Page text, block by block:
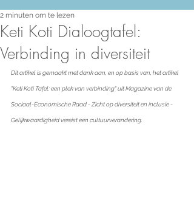
Keti Koti Dialoogtafel:
Verbinding in diversiteit
2 minuten om te lezen
Dit artikel is gemaakt met dank aan, en op basis van, het artikel
"Keti Koti Tafel: een plek van verbinding" uit Magazine van de
Sociaal-Economische Raad - Zicht op diversiteit en inclusie -
Gelijkwaardigheid vereist een cultuurverandering.